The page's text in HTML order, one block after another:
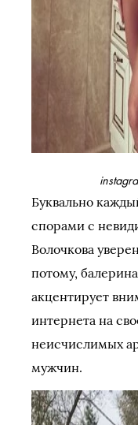
Буквально
спорами с
Волочкова
потому,
акцентирует
интернета на
неисчислимых
мужчин.